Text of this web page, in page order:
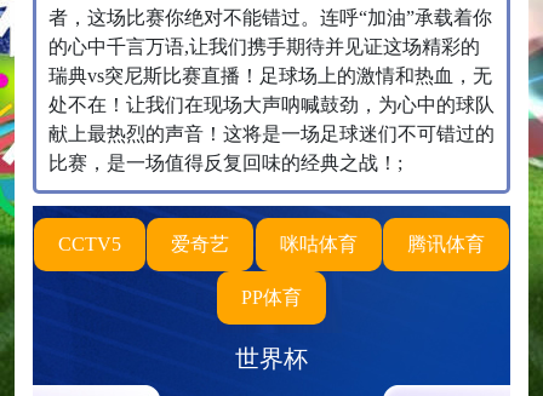
者，这场比赛你绝对不能错过。连呼“加油”承载着你
的心中千言万语,让我们携手期待并见证这场精彩的
瑞典vs突尼斯比赛直播！足球场上的激情和热血，无
处不在！让我们在现场大声呐喊鼓劲，为心中的球队
献上最热烈的声音！这将是一场足球迷们不可错过的
比赛，是一场值得反复回味的经典之战！;
CCTV5 爱奇艺 咪咕体育 腾讯体育
PP体育
世界杯